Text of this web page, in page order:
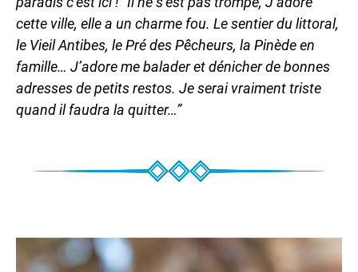
cette ville, elle a un charme fou. Le sentier du littoral,
le Vieil Antibes, le Pré des Pêcheurs, la Pinède en
famille… J’adore me balader et dénicher de bonnes
adresses de petits restos. Je serai vraiment triste
quand il faudra la quitter…”